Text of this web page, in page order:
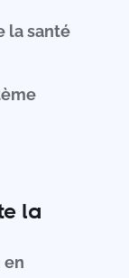
la santé
la
en